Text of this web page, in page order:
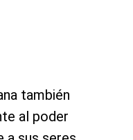
también
al poder